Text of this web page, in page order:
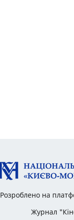
Розроблено на
Журнал